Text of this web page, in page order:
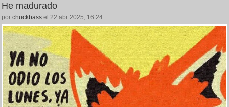
He madurado
por chuckbass el 22 abr 2025, 16:24